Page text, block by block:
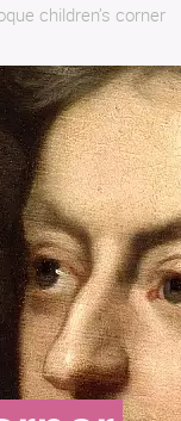
children’s corner